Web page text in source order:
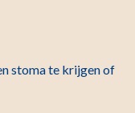
stoma te krijgen of